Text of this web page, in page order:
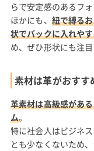
らで安定感のあるフ
ほかにも、 紐で縛る
状でバックに入れや
め、ぜひ形状にも注
素材は革がおすす
革素材は高級感があ
ム。
特に社会人はビジネ
とも少なくないため